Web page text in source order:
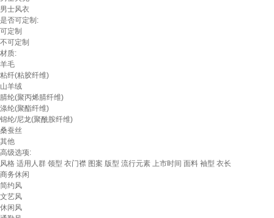
男士风衣
是否可定制:
可定制
不可定制
材质:
羊毛
粘纤(粘胶纤维)
山羊绒
腈纶(聚丙烯腈纤维)
涤纶(聚酯纤维)
锦纶/尼龙(聚酰胺纤维)
桑蚕丝
其他
高级选项:
风格 适用人群 领型 衣门襟 图案 版型 流行元素 上市时间 面料 袖型 衣长
商务休闲
简约风
文艺风
休闲风